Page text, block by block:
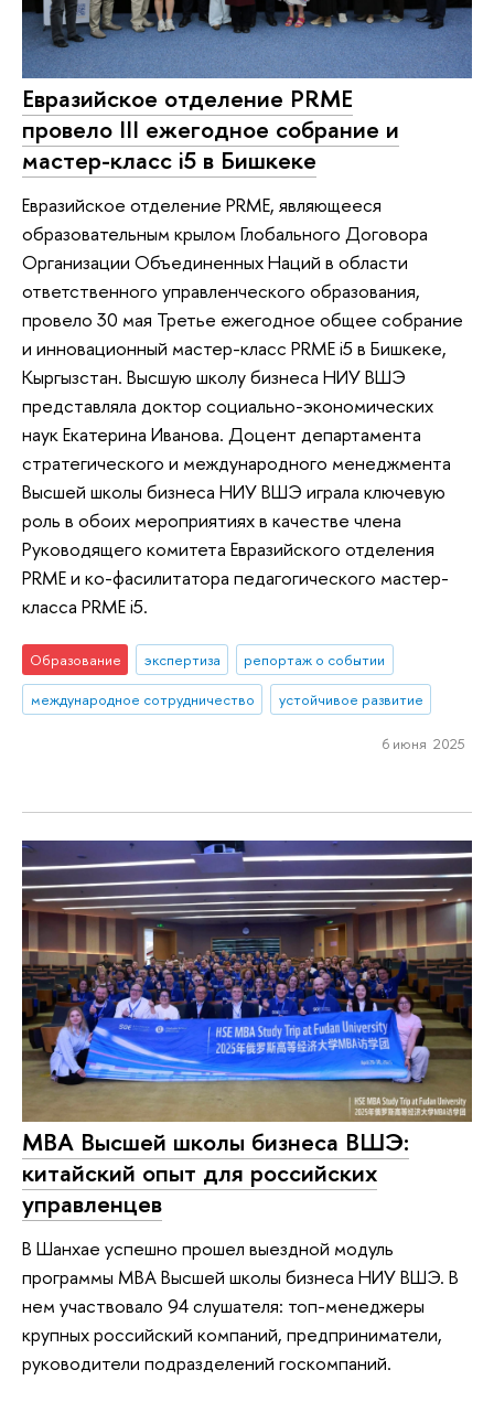
Евразийское отделение PRME
провело III ежегодное собрание и
мастер-класс i5 в Бишкеке
Евразийское отделение PRME, являющееся
образовательным крылом Глобального Договора
Организации Объединенных Наций в области
ответственного управленческого образования,
провело 30 мая Третье ежегодное общее собрание
и инновационный мастер-класс PRME i5 в Бишкеке,
Кыргызстан. Высшую школу бизнеса НИУ ВШЭ
представляла доктор социально-экономических
наук Екатерина Иванова. Доцент департамента
стратегического и международного менеджмента
Высшей школы бизнеса НИУ ВШЭ играла ключевую
роль в обоих мероприятиях в качестве члена
Руководящего комитета Евразийского отделения
PRME и ко-фасилитатора педагогического мастер-
класса PRME i5.
Образование экспертиза
репортаж о событии
международное сотрудничество
устойчивое развитие
6 июня 2025
МВА Высшей школы бизнеса ВШЭ:
китайский опыт для российских
управленцев
В Шанхае успешно прошел выездной модуль
программы MBA Высшей школы бизнеса НИУ ВШЭ. В
нем участвовало 94 слушателя: топ-менеджеры
крупных российский компаний, предприниматели,
руководители подразделений госкомпаний.